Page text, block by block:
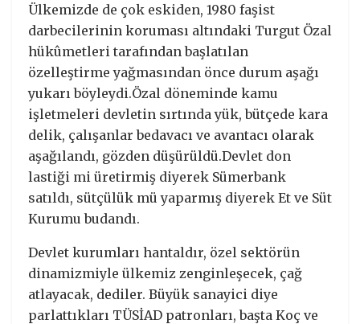
Ülkemizde de çok eskiden, 1980 faşist
darbecilerinin koruması altındaki Turgut Özal
hükûmetleri tarafından başlatılan
özelleştirme yağmasından önce durum aşağı
yukarı böyleydi.Özal döneminde kamu
işletmeleri devletin sırtında yük, bütçede kara
delik, çalışanlar bedavacı ve avantacı olarak
aşağılandı, gözden düşürüldü.Devlet don
lastiği mi üretirmiş diyerek Sümerbank
satıldı, sütçülük mü yaparmış diyerek Et ve Süt
Kurumu budandı.
Devlet kurumları hantaldır, özel sektörün
dinamizmiyle ülkemiz zenginleşecek, çağ
atlayacak, dediler. Büyük sanayici diye
parlattıkları TÜSİAD patronları, başta Koç ve